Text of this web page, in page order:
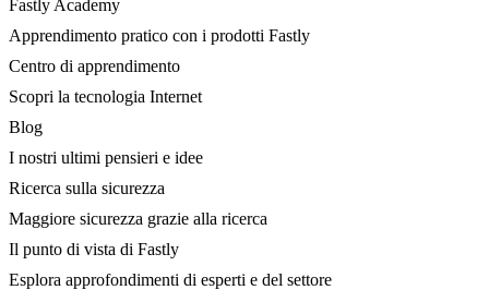
Fastly Academy
Apprendimento pratico con i prodotti Fastly
Centro di apprendimento
Scopri la tecnologia Internet
Blog
I nostri ultimi pensieri e idee
Ricerca sulla sicurezza
Maggiore sicurezza grazie alla ricerca
Il punto di vista di Fastly
Esplora approfondimenti di esperti e del settore